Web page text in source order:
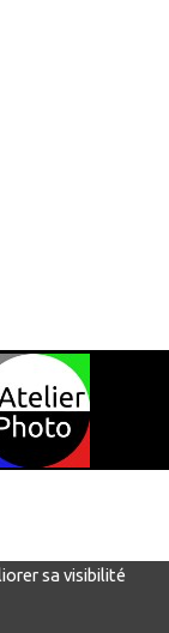
sa visibilité